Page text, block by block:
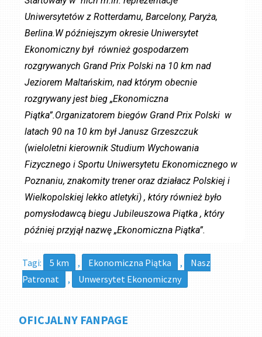
Uniwersytetów z Rotterdamu, Barcelony, Paryża,
Berlina.W późniejszym okresie Uniwersytet
Ekonomiczny był również gospodarzem
rozgrywanych Grand Prix Polski na 10 km nad
Jeziorem Maltańskim, nad którym obecnie
rozgrywany jest bieg „Ekonomiczna
Piątka”.Organizatorem biegów Grand Prix Polski w
latach 90 na 10 km był Janusz Grzeszczuk
(wieloletni kierownik Studium Wychowania
Fizycznego i Sportu Uniwersytetu Ekonomicznego w
Poznaniu, znakomity trener oraz działacz Polskiej i
Wielkopolskiej lekko atletyki) , który również było
pomysłodawcą biegu Jubileuszowa Piątka , który
później przyjął nazwę „Ekonomiczna Piątka”.
Tagi: 5 km , Ekonomiczna Piątka ,
Nasz
Patronat
, Unwersytet Ekonomiczny
OFICJALNY FANPAGE